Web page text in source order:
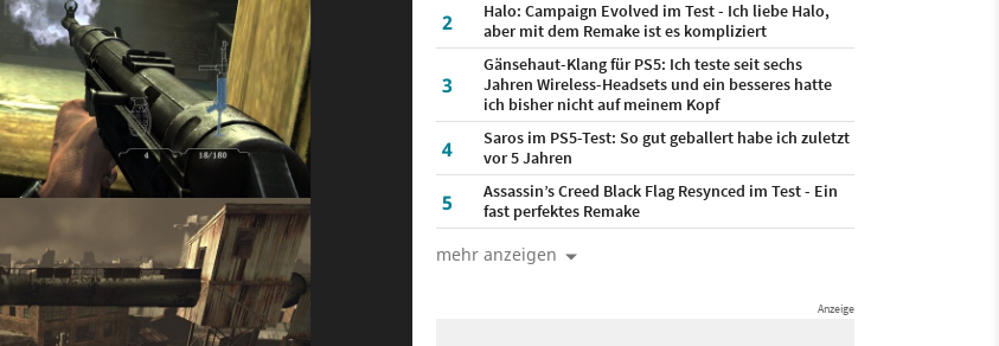
2
Halo: Campaign Evolved im Test - Ich liebe Halo,
aber mit dem Remake ist es kompliziert
3
Gänsehaut-Klang für PS5: Ich teste seit sechs
Jahren Wireless-Headsets und ein besseres hatte
ich bisher nicht auf meinem Kopf
4
Saros im PS5-Test: So gut geballert habe ich zuletzt
vor 5 Jahren
5
Assassin’s Creed Black Flag Resynced im Test - Ein
fast perfektes Remake
mehr anzeigen